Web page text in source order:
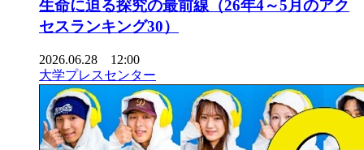
生命に迫る探究の最前線（26年4～5月のアク
セスランキング30）
2026.06.28 12:00
大学プレスセンター